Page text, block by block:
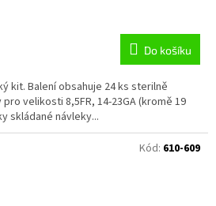
Do košíku
kit. Balení obsahuje 24 ks sterilně
velikosti 8,5FR, 14-23GA (kromě 19
skládané návleky...
Kód: 610-609